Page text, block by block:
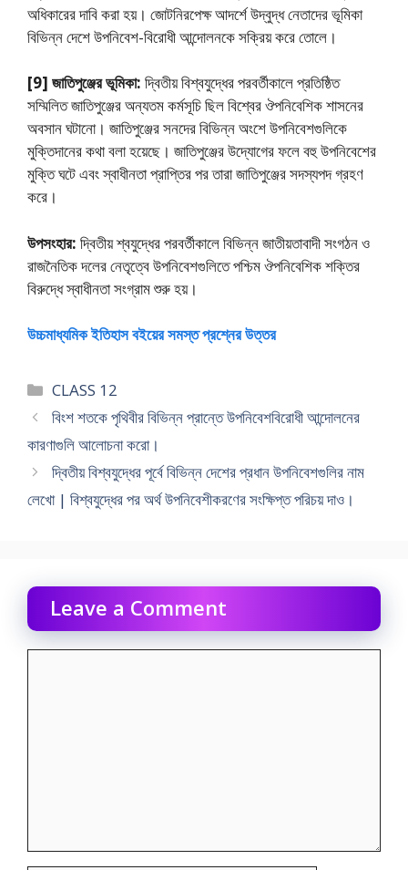
অধিকারের দাবি করা হয়। জোটনিরপেক্ষ আদর্শে উদ্বুদ্ধ নেতাদের ভূমিকা
বিভিন্ন দেশে উপনিবেশ-বিরােধী আন্দোলনকে সক্রিয় করে তােলে।
[9] জাতিপুঞ্জের ভূমিকা: দ্বিতীয় বিশ্বযুদ্ধের পরবর্তীকালে প্রতিষ্ঠিত
সম্মিলিত জাতিপুঞ্জের অন্যতম কর্মসূচি ছিল বিশ্বের ঔপনিবেশিক শাসনের
অবসান ঘটানাে। জাতিপুঞ্জের সনদের বিভিন্ন অংশে উপনিবেশগুলিকে
মুক্তিদানের কথা বলা হয়েছে। জাতিপুঞ্জের উদ্যোগের ফলে বহু উপনিবেশের
মুক্তি ঘটে এবং স্বাধীনতা প্রাপ্তির পর তারা জাতিপুঞ্জের সদস্যপদ গ্রহণ
করে।
উপসংহার: দ্বিতীয় শ্বযুদ্ধের পরবর্তীকালে বিভিন্ন জাতীয়তাবাদী সংগঠন ও
রাজনৈতিক দলের নেতৃত্বে উপনিবেশগুলিতে পশ্চিম ঔপনিবেশিক শক্তির
বিরুদ্ধে স্বাধীনতা সংগ্রাম শুরু হয়।
উচ্চমাধ্যমিক ইতিহাস বইয়ের সমস্ত প্রশ্নের উত্তর
Categories
CLASS 12
বিংশ শতকে পৃথিবীর বিভিন্ন প্রান্তে উপনিবেশবিরােধী আন্দোলনের
কারণাগুলি আলােচনা করাে।
দ্বিতীয় বিশ্বযুদ্ধের পূর্বে বিভিন্ন দেশের প্রধান উপনিবেশগুলির নাম
লেখো | বিশ্বযুদ্ধের পর অর্থ উপনিবেশীকরণের সংক্ষিপ্ত পরিচয় দাও।
Leave a Comment